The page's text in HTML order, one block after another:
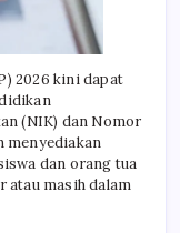
2026 kini dapat
(NIK) dan Nomor
menyediakan
dan orang tua
atau masih dalam